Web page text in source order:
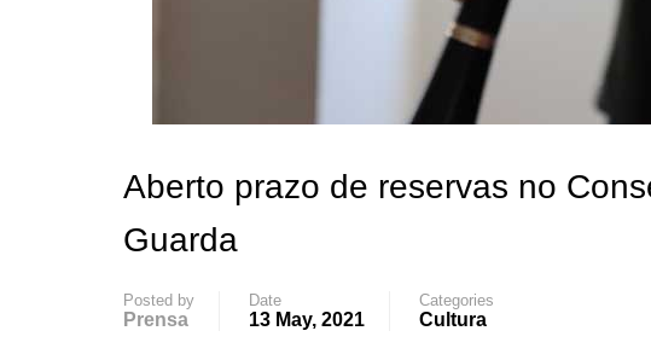
Aberto prazo de reservas no
Guarda
Posted by
Prensa
Date
13 May, 2021
Categories
Cultura